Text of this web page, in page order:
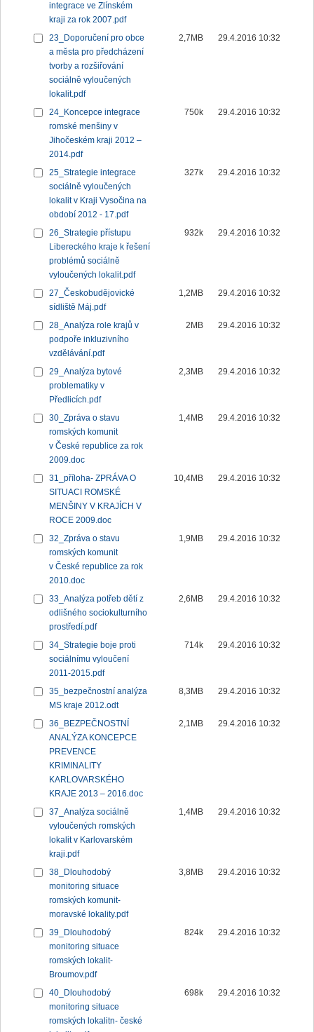
integrace ve Zlínském
kraji za rok 2007.pdf
23_Doporučení pro obce
a města pro předcházení
tvorby a rozšiřování
sociálně vyloučených
lokalit.pdf
2,7MB 29.4.2016 10:32
24_Koncepce integrace
romské menšiny v
Jihočeském kraji 2012 –
2014.pdf
750k 29.4.2016 10:32
25_Strategie integrace
sociálně vyloučených
lokalit v Kraji Vysočina na
období 2012 - 17.pdf
327k 29.4.2016 10:32
26_Strategie přístupu
Libereckého kraje k řešení
problémů sociálně
vyloučených lokalit.pdf
932k 29.4.2016 10:32
27_Českobudějovické
sídliště Máj.pdf
1,2MB 29.4.2016 10:32
28_Analýza role krajů v
podpoře inkluzivního
vzdělávání.pdf
2MB 29.4.2016 10:32
29_Analýza bytové
problematiky v
Předlicích.pdf
2,3MB 29.4.2016 10:32
30_Zpráva o stavu
romských komunit
v České republice za rok
2009.doc
1,4MB 29.4.2016 10:32
31_příloha- ZPRÁVA O
SITUACI ROMSKÉ
MENŠINY V KRAJÍCH V
ROCE 2009.doc
10,4MB 29.4.2016 10:32
32_Zpráva o stavu
romských komunit
v České republice za rok
2010.doc
1,9MB 29.4.2016 10:32
33_Analýza potřeb dětí z
odlišného sociokulturního
prostředí.pdf
2,6MB 29.4.2016 10:32
34_Strategie boje proti
sociálnímu vyloučení
2011-2015.pdf
714k 29.4.2016 10:32
35_bezpečnostní analýza
MS kraje 2012.odt
8,3MB 29.4.2016 10:32
36_BEZPEČNOSTNÍ
ANALÝZA KONCEPCE
PREVENCE
KRIMINALITY
KARLOVARSKÉHO
KRAJE 2013 – 2016.doc
2,1MB 29.4.2016 10:32
37_Analýza sociálně
vyloučených romských
lokalit v Karlovarském
kraji.pdf
1,4MB 29.4.2016 10:32
38_Dlouhodobý
monitoring situace
romských komunit-
moravské lokality.pdf
3,8MB 29.4.2016 10:32
39_Dlouhodobý
monitoring situace
romských lokalit-
Broumov.pdf
824k 29.4.2016 10:32
40_Dlouhodobý
monitoring situace
romských lokalitn- české
698k 29.4.2016 10:32